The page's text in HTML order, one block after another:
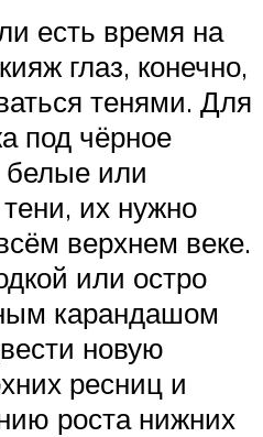
есть время на
глаз, конечно,
тенями. Для
под чёрное
белые или
их нужно
верхнем веке.
или остро
карандашом
новую
ресниц и
роста нижних